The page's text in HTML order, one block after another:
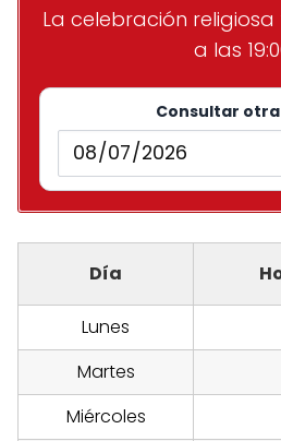
La celebración
a las
Consultar
Día
Lunes
Martes
Miércoles